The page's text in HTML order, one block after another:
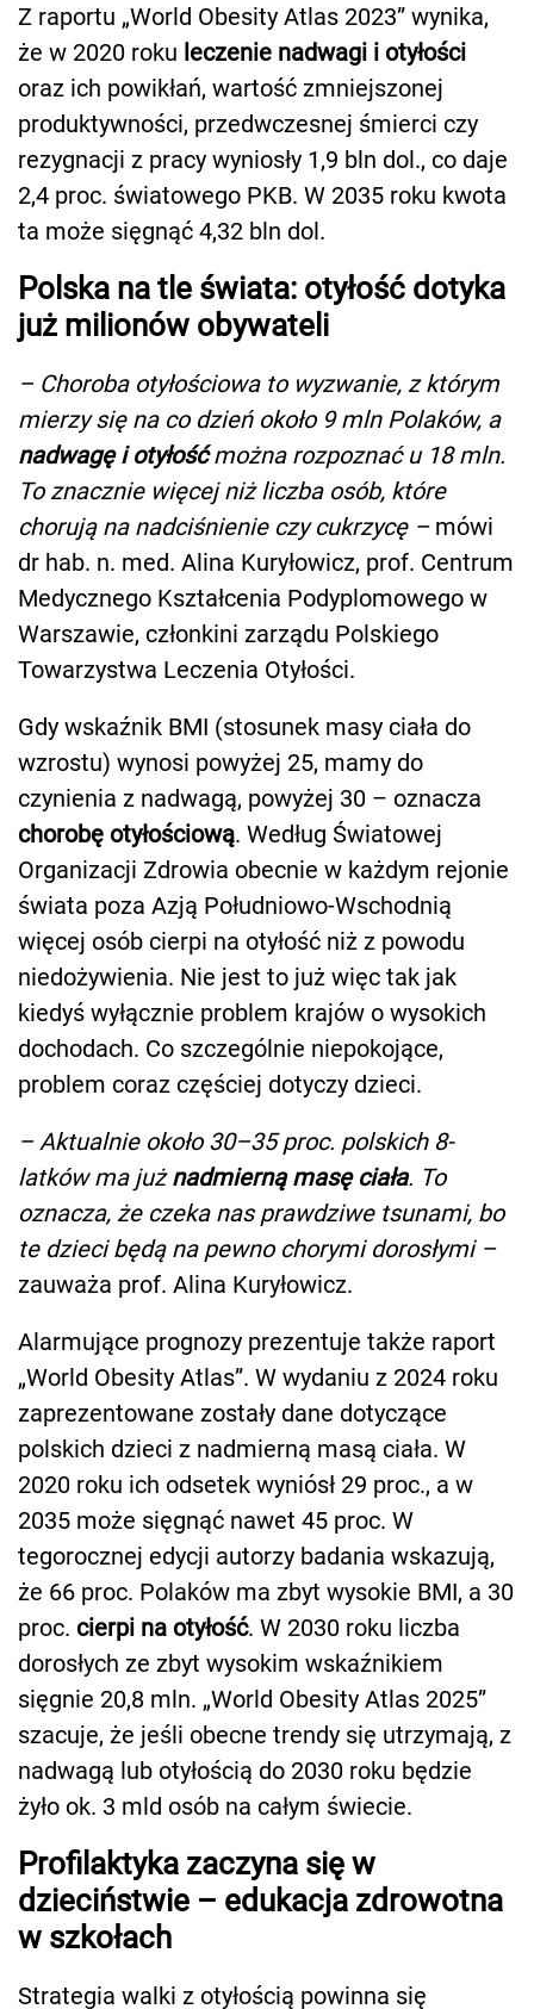
Z raportu „World Obesity Atlas 2023” wynika,
że w 2020 roku leczenie nadwagi i otyłości
oraz ich powikłań, wartość zmniejszonej
produktywności, przedwczesnej śmierci czy
rezygnacji z pracy wyniosły 1,9 bln dol., co daje
2,4 proc. światowego PKB. W 2035 roku kwota
ta może sięgnąć 4,32 bln dol.
Polska na tle świata: otyłość dotyka
już milionów obywateli
– Choroba otyłościowa to wyzwanie, z którym
mierzy się na co dzień około 9 mln Polaków, a
nadwagę i otyłośćmożna rozpoznać u 18 mln.
To znacznie więcej niż liczba osób, które
chorują na nadciśnienie czy cukrzycę –mówi
dr hab. n. med. Alina Kuryłowicz, prof. Centrum
Medycznego Kształcenia Podyplomowego w
Warszawie, członkini zarządu Polskiego
Towarzystwa Leczenia Otyłości.
Gdy wskaźnik BMI (stosunek masy ciała do
wzrostu) wynosi powyżej 25, mamy do
czynienia z nadwagą, powyżej 30 – oznacza
chorobę otyłościową. Według Światowej
Organizacji Zdrowia obecnie w każdym rejonie
świata poza Azją Południowo-Wschodnią
więcej osób cierpi na otyłość niż z powodu
niedożywienia. Nie jest to już więc tak jak
kiedyś wyłącznie problem krajów o wysokich
dochodach. Co szczególnie niepokojące,
problem coraz częściej dotyczy dzieci.
– Aktualnie około 30–35 proc. polskich 8-
latków ma jużnadmierną masę ciała. To
oznacza, że czeka nas prawdziwe tsunami, bo
te dzieci będą na pewno chorymi dorosłymi –
zauważa prof. Alina Kuryłowicz.
Alarmujące prognozy prezentuje także raport
„World Obesity Atlas”. W wydaniu z 2024 roku
zaprezentowane zostały dane dotyczące
polskich dzieci z nadmierną masą ciała. W
2020 roku ich odsetek wyniósł 29 proc., a w
2035 może sięgnąć nawet 45 proc. W
tegorocznej edycji autorzy badania wskazują,
że 66 proc. Polaków ma zbyt wysokie BMI, a 30
proc. cierpi na otyłość. W 2030 roku liczba
dorosłych ze zbyt wysokim wskaźnikiem
sięgnie 20,8 mln. „World Obesity Atlas 2025”
szacuje, że jeśli obecne trendy się utrzymają, z
nadwagą lub otyłością do 2030 roku będzie
żyło ok. 3 mld osób na całym świecie.
Profilaktyka zaczyna się w
dzieciństwie – edukacja zdrowotna
w szkołach
Strategia walki z otyłością powinna się